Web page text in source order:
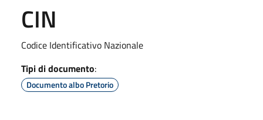
CIN
Codice Identificativo Nazionale
Tipi di documento:
Documento albo Pretorio